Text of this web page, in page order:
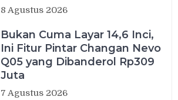
8 Agustus 2026
Bukan Cuma Layar 14,6 Inci,
Ini Fitur Pintar Changan Nevo
Q05 yang Dibanderol Rp309
Juta
7 Agustus 2026